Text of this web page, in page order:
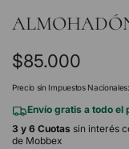
Precio
regular
$85.000
Precio sin Impuestos Nacionales:
Envío gratis a todo el
3 y 6 Cuotas sin interés
de Mobbex